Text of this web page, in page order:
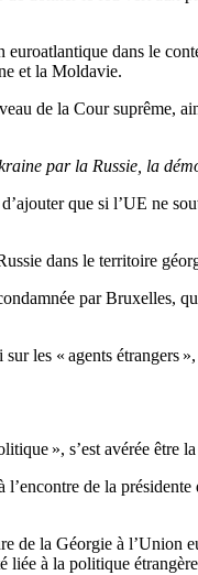
dans le
et la Moldavie.
de la Cour suprême,
par la Russie, la
que si l’UE ne
dans le territoire
par Bruxelles,
les « agents étrangers
», s’est avérée
de la
la Géorgie à l’Union
à la politique